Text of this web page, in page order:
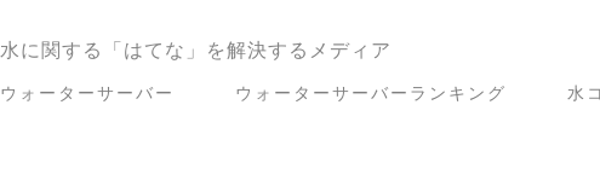
水に関する「はてな」を解決するメディア
ウォーターサーバー ウォーターサーバーランキング 水